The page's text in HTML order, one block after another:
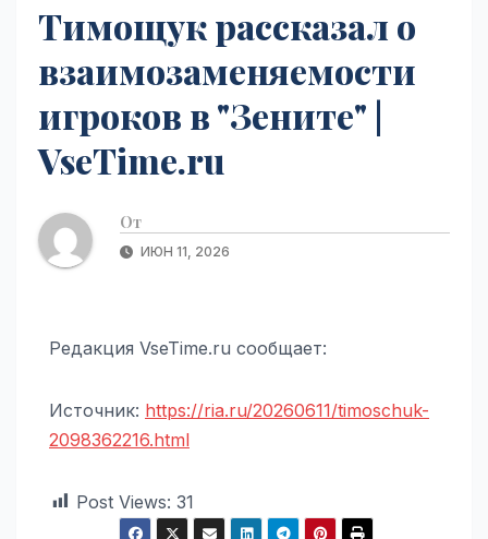
Тимощук рассказал о
взаимозаменяемости
игроков в "Зените" |
VseTime.ru
От
ИЮН 11, 2026
Редакция VseTime.ru сообщает:
Источник: https://ria.ru/20260611/timoschuk-
2098362216.html
Post Views: 31